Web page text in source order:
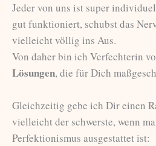
Jeder von uns ist super
gut funktioniert, schubst das
vielleicht völlig ins Aus.
Von daher bin ich Verfechterin
Lösungen, die für Dich
Gleichzeitig gebe ich Dir einen
vielleicht der schwerste, wenn
Perfektionismus ausgestattet ist: